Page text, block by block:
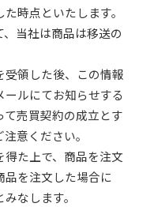
時点といたします。
当社は商品は移送の
受領した後、この情報
ルにてお知らせする
売買契約の成立とす
意ください。
た上で、商品を注文
品を注文した場合に
なします。